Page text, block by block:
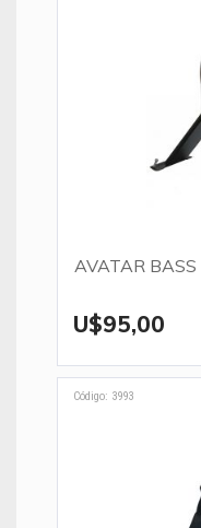
AVATAR
U$95,00
Código: 3993